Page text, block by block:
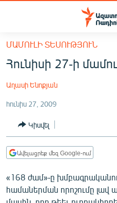
Մատչելիության
հիմնական
բովանդակությանը
հիմնական
մենյուին
ՀԱՅԱՍՏԱՆ
ՔԱՂԱՔԱԿԱՆ
ԸՆՏՐՈՒԹՅՈՒՆՆԵՐ 2026
ԻՐԱՎՈՒՆՔ
ՀԱՍԱՐԱԿՈՒԹՅՈՒՆ
ՂԱՐԱԲԱՂ
ՄԱՄՈՒԼԻ ՏԵՍՈՒԹՅՈՒՆ
Հունիսի 27-ի
Աղասի Ենոքյան
հունիս 27, 2009
Կիսվել
Ավելացրեք մեզ Google-ում
«168 ժամ»-ը
համաներման որոշումը լավ